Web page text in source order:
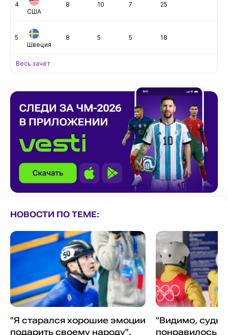
4
США
8 10 7 25
5
Швеция
8 5 5 18
Весь зачёт
НОВОСТИ ПО ТЕМЕ:
"Я старался хорошие эмоции
подарить своему народу".
"Видимо,
понравилось и